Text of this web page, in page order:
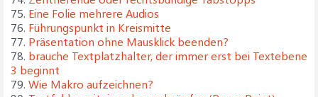
75. Eine Folie mehrere Audios
76. Führungspunkt in Kreismitte
77. Präsentation ohne Mausklick beenden?
78. brauche Textplatzhalter, der immer erst bei Textebene
3 beginnt
79. Wie Makro aufzeichnen?